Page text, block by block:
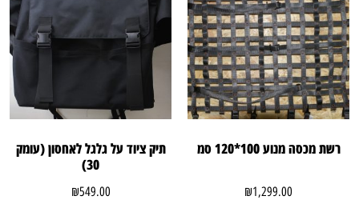
רשת מכסה מנוע 100*120 סמ
₪1,299.00
תיק ציוד על גלגל לאחסון (עומק
30)
₪549.00